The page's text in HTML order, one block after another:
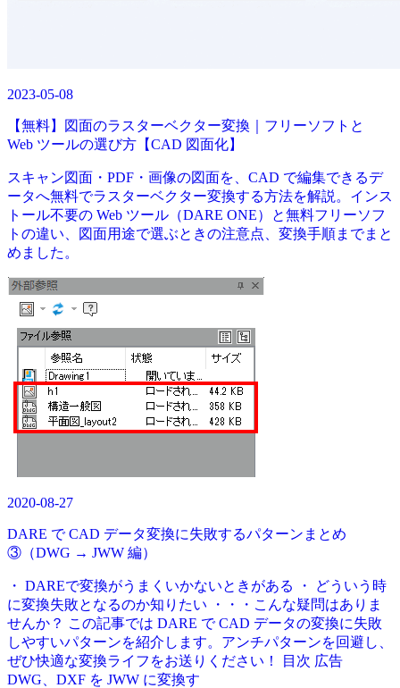
2023-05-08
【無料】図面のラスターベクター変換｜フリーソフトと
Web ツールの選び方【CAD 図面化】
スキャン図面・PDF・画像の図面を、CAD で編集できるデ
ータへ無料でラスターベクター変換する方法を解説。インス
トール不要の Web ツール（DARE ONE）と無料フリーソフ
トの違い、図面用途で選ぶときの注意点、変換手順までまと
めました。
2020-08-27
DARE で CAD データ変換に失敗するパターンまとめ
③（DWG → JWW 編）
・ DAREで変換がうまくいかないときがある ・ どういう時
に変換失敗となるのか知りたい ・・・こんな疑問はありま
せんか？ この記事では DARE で CAD データの変換に失敗
しやすいパターンを紹介します。アンチパターンを回避し、
ぜひ快適な変換ライフをお送りください！ 目次 広告
DWG、DXF を JWW に変換す